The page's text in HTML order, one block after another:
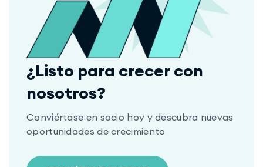
¿Listo para crecer con
nosotros?
Conviértase en socio hoy y descubra nuevas
oportunidades de crecimiento